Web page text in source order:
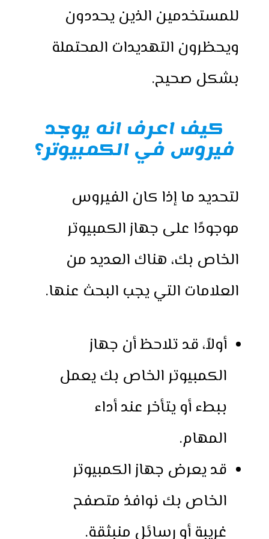
للمستخدمين الذين يحددون
ويحظرون التهديدات المحتملة
بشكل صحيح.
كيف اعرف انه يوجد
فيروس في الكمبيوتر؟
لتحديد ما إذا كان الفيروس
موجودًا على جهاز الكمبيوتر
الخاص بك، هناك العديد من
العلامات التي يجب البحث عنها.
أولاً، قد تلاحظ أن جهاز
الكمبيوتر الخاص بك يعمل
ببطء أو يتأخر عند أداء
المهام.
قد يعرض جهاز الكمبيوتر
الخاص بك نوافذ متصفح
غريبة أو رسائل منبثقة.